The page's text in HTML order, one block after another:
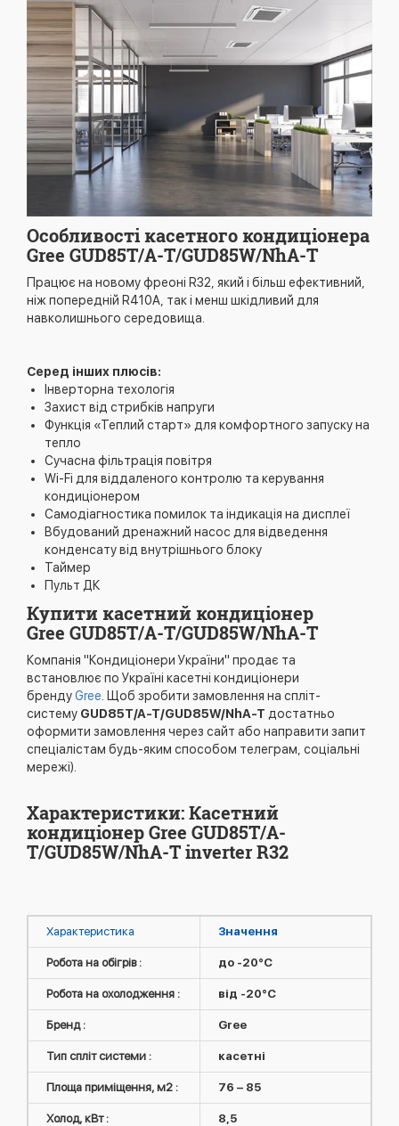
Особливості касетного кондиціонера
Gree GUD85T/A-T/GUD85W/NhA-T
Працює на новому фреоні R32, який і більш ефективний,
ніж попередній R410A, так і менш шкідливий для
навколишнього середовища.
Серед інших плюсів:
Інверторна техологія
Захист від стрибків напруги
Функція «Теплий старт» для комфортного запуску на
тепло
Сучасна фільтрація повітря
Wi-Fi для віддаленого контролю та керування
кондиціонером
Самодіагностика помилок та індикація на дисплеї
Вбудований дренажний насос для відведення
конденсату від внутрішнього блоку
Таймер
Пульт ДК
Купити касетний кондиціонер
Gree GUD85T/A-T/GUD85W/NhA-T
Компанія "Кондиціонери України" продає та
встановлює по Україні касетні кондиціонери
брендуGree . Щоб зробити замовлення на спліт-
систему GUD85T/A-T/GUD85W/NhA-T достатньо
оформити замовлення через сайт або направити запит
спеціалістам будь-яким способом телеграм, соціальні
мережі).
Характеристики: Касетний
кондиціонер Gree GUD85T/A-
T/GUD85W/NhA-T inverter R32
Характеристика Значення
Робота на обігрів : до -20°C
Робота на охолодження : від -20°C
Бренд : Gree
Тип спліт системи : касетні
Площа приміщення, м2 : 76 – 85
Холод, кВт : 8,5